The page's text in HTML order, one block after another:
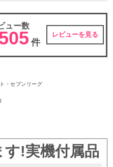
ュー数
件
レビューを見る
・セブンリーグ
!実機付属品